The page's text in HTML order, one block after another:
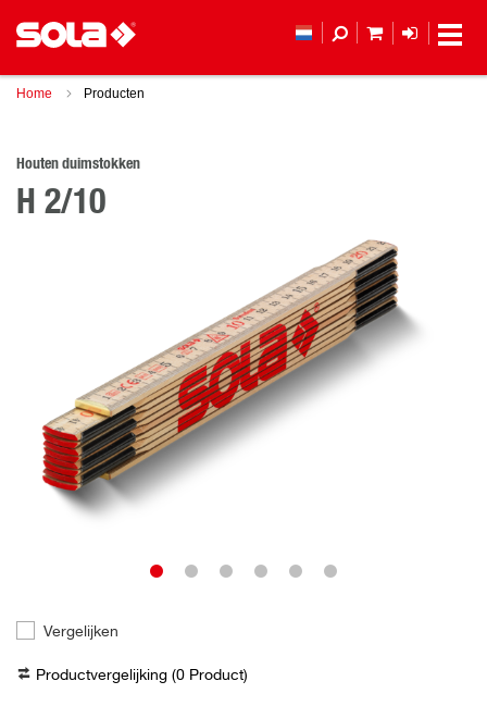
Home Producten
Houten duimstokken
H 2/10
Vergelijken
Productvergelijking (0 Product)
MIJN LOGIN